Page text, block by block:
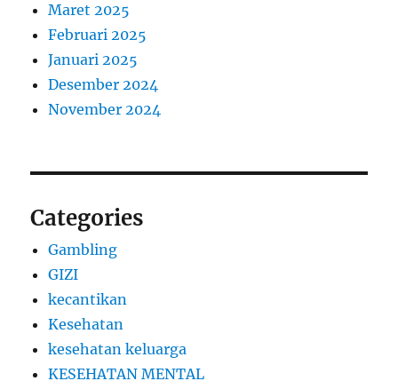
Maret 2025
Februari 2025
Januari 2025
Desember 2024
November 2024
Categories
Gambling
GIZI
kecantikan
Kesehatan
kesehatan keluarga
KESEHATAN MENTAL